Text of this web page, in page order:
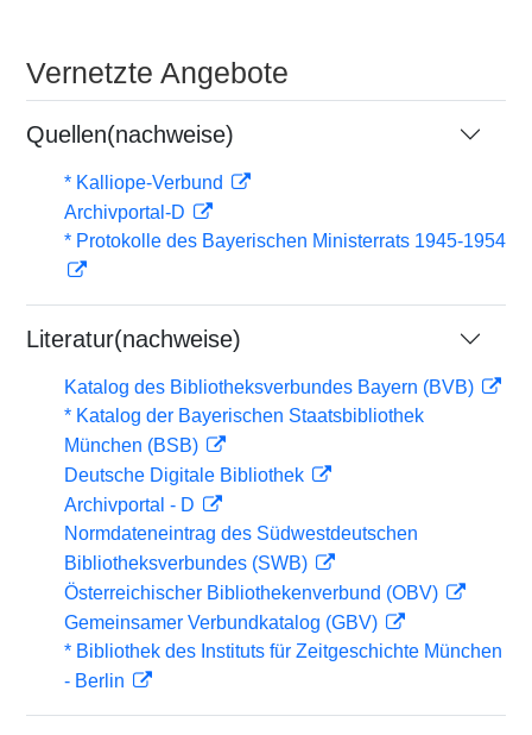
Vernetzte Angebote
Quellen(nachweise)
* Kalliope-Verbund
Archivportal-D
* Protokolle des Bayerischen Ministerrats 1945-1954
Literatur(nachweise)
Katalog des Bibliotheksverbundes Bayern (BVB)
* Katalog der Bayerischen Staatsbibliothek
München (BSB)
Deutsche Digitale Bibliothek
Archivportal - D
Normdateneintrag des Südwestdeutschen
Bibliotheksverbundes (SWB)
Österreichischer Bibliothekenverbund (OBV)
Gemeinsamer Verbundkatalog (GBV)
* Bibliothek des Instituts für Zeitgeschichte München
- Berlin